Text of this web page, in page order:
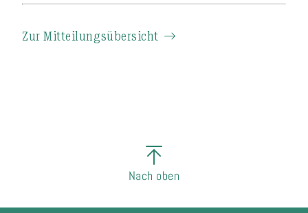
Zur Mitteilungsübersicht
Nach oben